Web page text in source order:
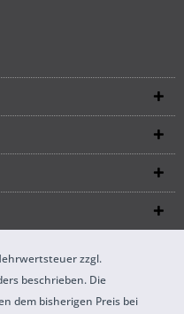
zzgl.
beschrieben. Die
dem bisherigen Preis bei